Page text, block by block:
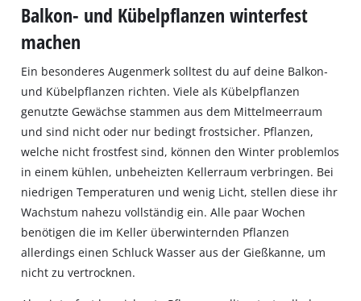
Balkon- und Kübelpflanzen winterfest
machen
Ein besonderes Augenmerk solltest du auf deine Balkon‐
und Kübelpflanzen richten. Viele als Kübelpflanzen
genutzte Gewächse stammen aus dem Mittelmeerraum
und sind nicht oder nur bedingt frostsicher. Pflanzen,
welche nicht frostfest sind, können den Winter problemlos
in einem kühlen, unbeheizten Kellerraum verbringen. Bei
niedrigen Temperaturen und wenig Licht, stellen diese ihr
Wachstum nahezu vollständig ein. Alle paar Wochen
benötigen die im Keller überwinternden Pflanzen
allerdings einen Schluck Wasser aus der Gießkanne, um
nicht zu vertrocknen.